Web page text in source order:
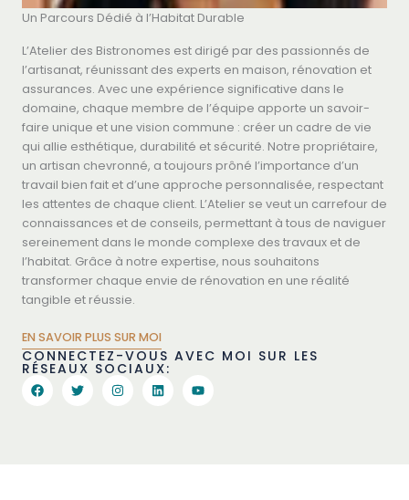
Un Parcours Dédié à l’Habitat Durable
L’Atelier des Bistronomes est dirigé par des passionnés de
l’artisanat, réunissant des experts en maison, rénovation et
assurances. Avec une expérience significative dans le
domaine, chaque membre de l’équipe apporte un savoir-
faire unique et une vision commune : créer un cadre de vie
qui allie esthétique, durabilité et sécurité. Notre propriétaire,
un artisan chevronné, a toujours prôné l’importance d’un
travail bien fait et d’une approche personnalisée, respectant
les attentes de chaque client. L’Atelier se veut un carrefour de
connaissances et de conseils, permettant à tous de naviguer
sereinement dans le monde complexe des travaux et de
l’habitat. Grâce à notre expertise, nous souhaitons
transformer chaque envie de rénovation en une réalité
tangible et réussie.
EN SAVOIR PLUS SUR MOI
CONNECTEZ-VOUS AVEC MOI SUR LES
RÉSEAUX SOCIAUX: